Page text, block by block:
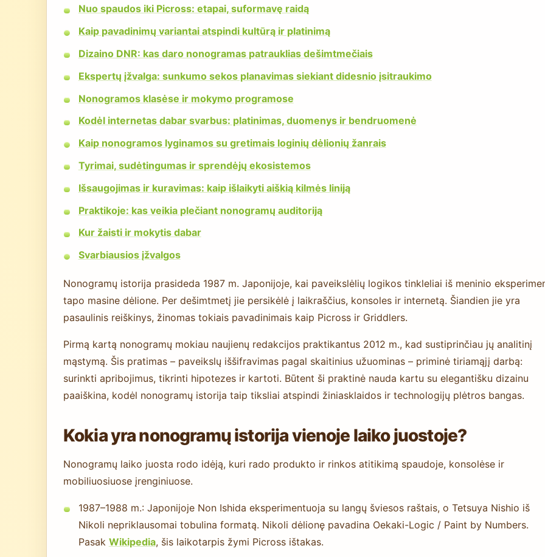
Nuo spaudos iki Picross: etapai, suformavę raidą
Kaip pavadinimų variantai atspindi kultūrą ir platinimą
Dizaino DNR: kas daro nonogramas patrauklias dešimtmečiais
Ekspertų įžvalga: sunkumo sekos planavimas siekiant didesnio įsitraukimo
Nonogramos klasėse ir mokymo programose
Kodėl internetas dabar svarbus: platinimas, duomenys ir bendruomenė
Kaip nonogramos lyginamos su gretimais loginių dėlionių žanrais
Tyrimai, sudėtingumas ir sprendėjų ekosistemos
Išsaugojimas ir kuravimas: kaip išlaikyti aiškią kilmės liniją
Praktikoje: kas veikia plečiant nonogramų auditoriją
Kur žaisti ir mokytis dabar
Svarbiausios įžvalgos
Nonogramų istorija prasideda 1987 m. Japonijoje, kai paveikslėlių logikos tinkleliai iš meninio
tapo masine dėlione. Per dešimtmetį jie persikėlė į laikraščius, konsoles ir internetą. Šiandien jie yra
pasaulinis reiškinys, žinomas tokiais pavadinimais kaip Picross ir Griddlers.
Pirmą kartą nonogramų mokiau naujienų redakcijos praktikantus 2012 m., kad sustiprinčiau jų analitinį
mąstymą. Šis pratimas – paveikslų iššifravimas pagal skaitinius užuominas – priminė tiriamąjį darbą:
surinkti apribojimus, tikrinti hipotezes ir kartoti. Būtent ši praktinė nauda kartu su elegantišku dizainu
paaiškina, kodėl nonogramų istorija taip tiksliai atspindi žiniasklaidos ir technologijų plėtros bangas.
Kokia yra nonogramų istorija vienoje laiko juostoje?
Nonogramų laiko juosta rodo idėją, kuri rado produkto ir rinkos atitikimą spaudoje, konsolėse ir
mobiliuosiuose įrenginiuose.
1987–1988 m.: Japonijoje Non Ishida eksperimentuoja su langų šviesos raštais, o Tetsuya Nishio iš
Nikoli nepriklausomai tobulina formatą. Nikoli dėlionę pavadina Oekaki-Logic / Paint by Numbers.
Pasak Wikipedia, šis laikotarpis žymi Picross ištakas.